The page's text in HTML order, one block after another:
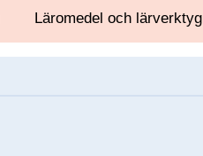
Läromedel och lärverktyg